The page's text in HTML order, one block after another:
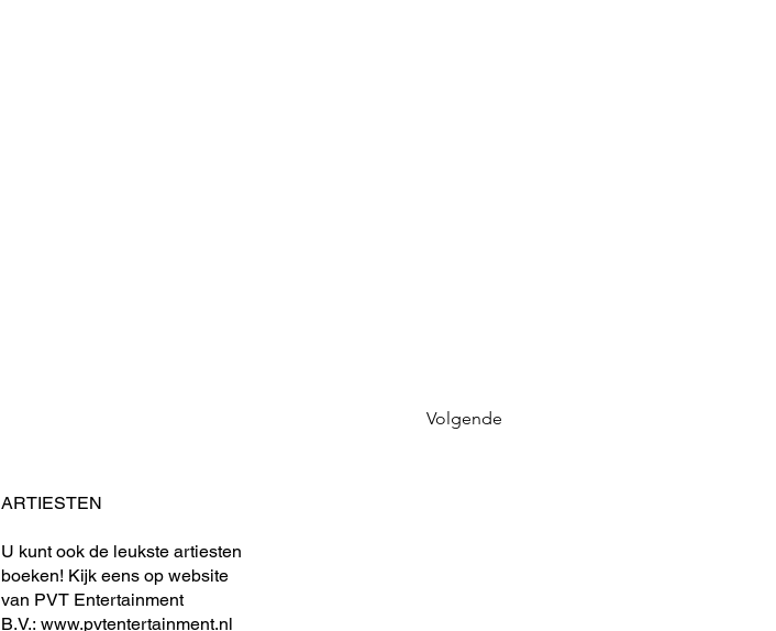
Volgende
ARTIESTEN
U kunt ook de leukste artiesten
boeken! Kijk eens op website
van PVT Entertainment
B.V.: www.pvtentertainment.nl